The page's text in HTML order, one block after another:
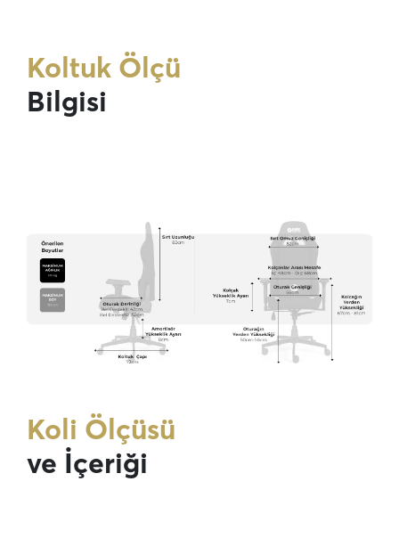
Koltuk Ölçü
Bilgisi
Koli Ölçüsü
ve İçeriği